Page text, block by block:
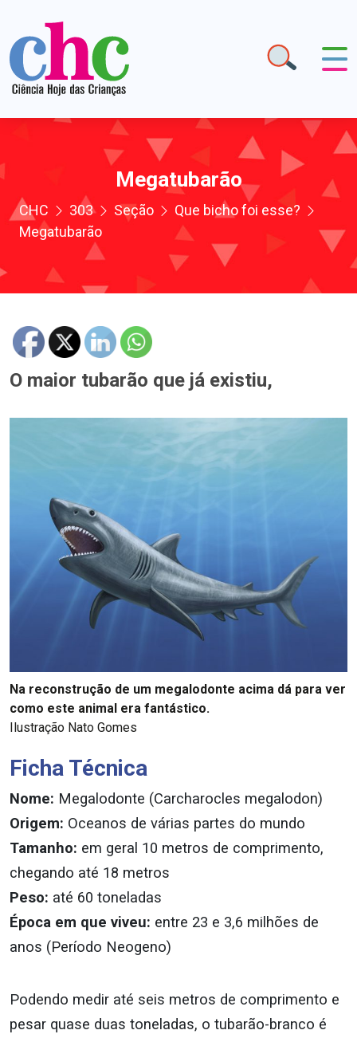
Megatubarão
CHC 303 Seção
Que bicho foi esse?
Megatubarão
O maior tubarão que já existiu,
Na reconstrução de um megalodonte acima dá para ver
como este animal era fantástico.
Ilustração Nato Gomes
Ficha Técnica
Nome: Megalodonte (Carcharocles megalodon)
Origem: Oceanos de várias partes do mundo
Tamanho: em geral 10 metros de comprimento,
chegando até 18 metros
Peso: até 60 toneladas
Época em que viveu: entre 23 e 3,6 milhões de
anos (Período Neogeno)
Podendo medir até seis metros de comprimento e
pesar quase duas toneladas, o tubarão-branco é